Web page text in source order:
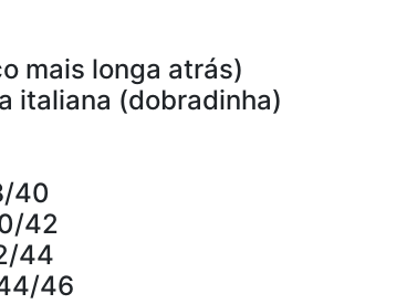
mais longa atrás)
italiana (dobradinha)
40
42
44
46